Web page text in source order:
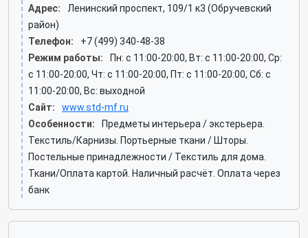
Адрес:
Ленинский проспект, 109/1 к3 (Обручевский
район)
Телефон:
+7 (499) 340-48-38
Режим работы:
Пн: c 11:00-20:00, Вт: c 11:00-20:00, Ср:
c 11:00-20:00, Чт: c 11:00-20:00, Пт: c 11:00-20:00, Сб: c
11:00-20:00, Вс: выходной
Сайт:
www.std-mf.ru
Особенности:
Предметы интерьера / экстерьера.
Текстиль/Карнизы. Портьерные ткани / Шторы.
Постельные принадлежности / Текстиль для дома.
Ткани/Оплата картой. Наличный расчёт. Оплата через
банк